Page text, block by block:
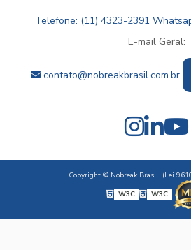
Telefone: (11) 4323-2391
E-mail Geral:
contato@nobreakbrasil.com.br
Copyright © Nobreak Brasil. (Lei
W3C
W3C